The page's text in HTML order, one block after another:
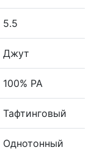
5.5
Джут
100% PA
Тафтинговый
Однотонный